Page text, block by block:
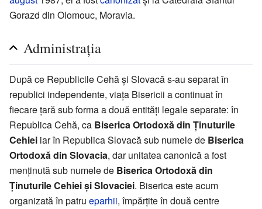
Gorazd din Olomouc, Moravia.
Administrația
După ce Republicile Cehă și Slovacă s-au separat în
republici independente, viața Bisericii a continuat în
fiecare țară sub forma a două entități legale separate: în
Republica Cehă, ca Biserica Ortodoxă din Ținuturile
Cehiei iar în Republica Slovacă sub numele de Biserica
Ortodoxă din Slovacia, dar unitatea canonică a fost
menținută sub numele de Biserica Ortodoxă din
Ținuturile Cehiei și Slovaciei. Biserica este acum
organizată în patru eparhii, împărțite în două centre